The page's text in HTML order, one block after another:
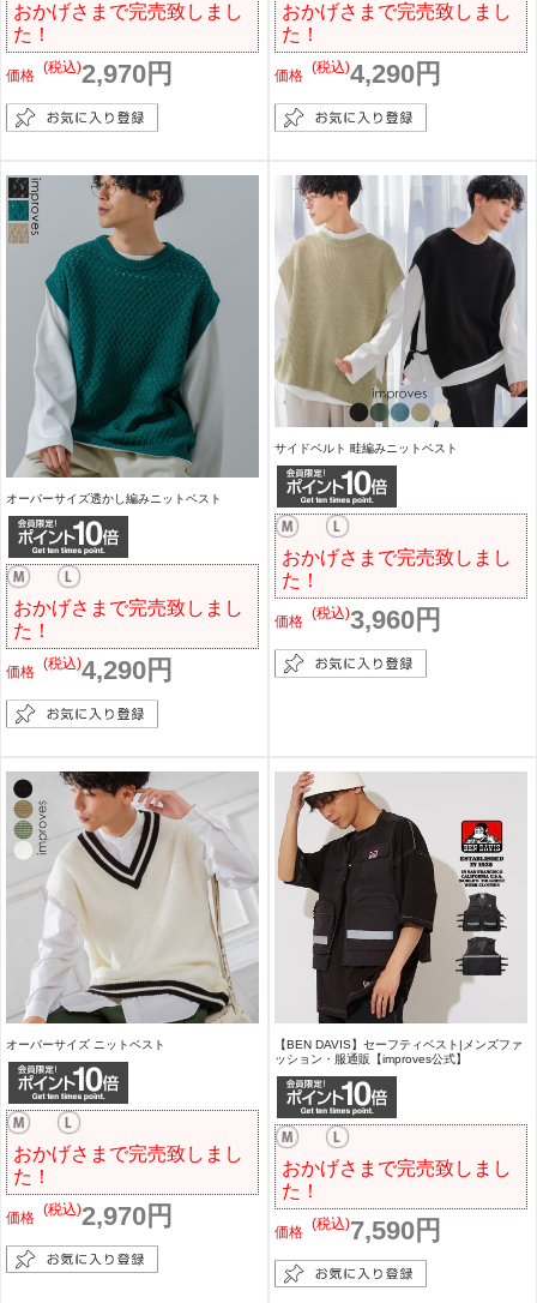
おかげさまで完売致しまし
た！
価格 2,970円
(税込)
おかげさまで完売致しまし
た！
価格 4,290円
(税込)
オーバーサイズ透かし編みニットベスト
おかげさまで完売致しまし
た！
価格 4,290円
(税込)
サイドベルト 畦編みニットベスト
おかげさまで完売致しまし
た！
価格 3,960円
(税込)
オーバーサイズ ニットベスト
おかげさまで完売致しまし
た！
価格 2,970円
(税込)
【BEN DAVIS】セーフティベスト|メンズファ
ッション・服通販【improves公式】
おかげさまで完売致しまし
た！
価格 7,590円
(税込)